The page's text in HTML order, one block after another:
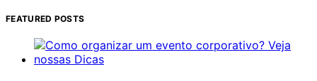
FEATURED POSTS